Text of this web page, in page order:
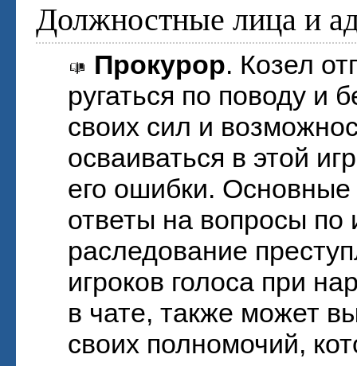
Должностные лица и
Прокурор. Козел
ругаться по поводу и
своих сил и
осваиваться в этой
его ошибки. Основные
ответы на вопросы
раследование
игроков голоса при
в чате, также может
своих полномочий,